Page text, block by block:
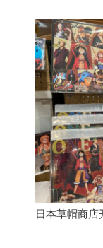
日本草帽商店